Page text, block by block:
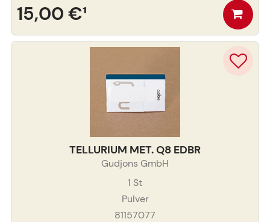
15,00 €¹
TELLURIUM MET. Q8 EDBR
Gudjons GmbH
1 St
Pulver
81157077